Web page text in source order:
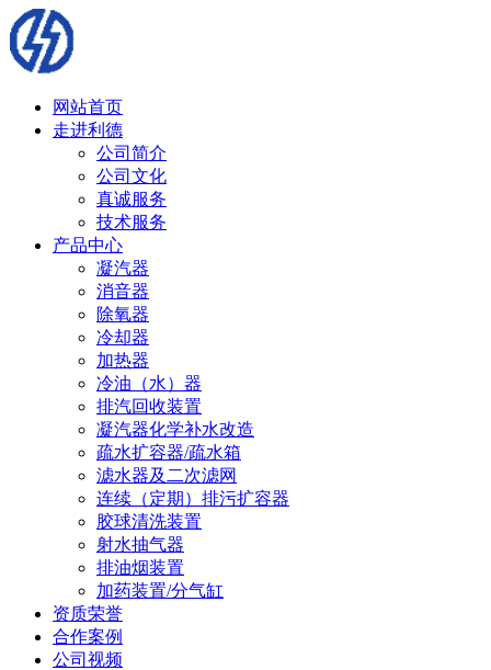
网站首页
走进利德
公司简介
公司文化
真诚服务
技术服务
产品中心
凝汽器
消音器
除氧器
冷却器
加热器
冷油（水）器
排汽回收装置
凝汽器化学补水改造
疏水扩容器/疏水箱
滤水器及二次滤网
连续（定期）排污扩容器
胶球清洗装置
射水抽气器
排油烟装置
加药装置/分气缸
资质荣誉
合作案例
公司视频